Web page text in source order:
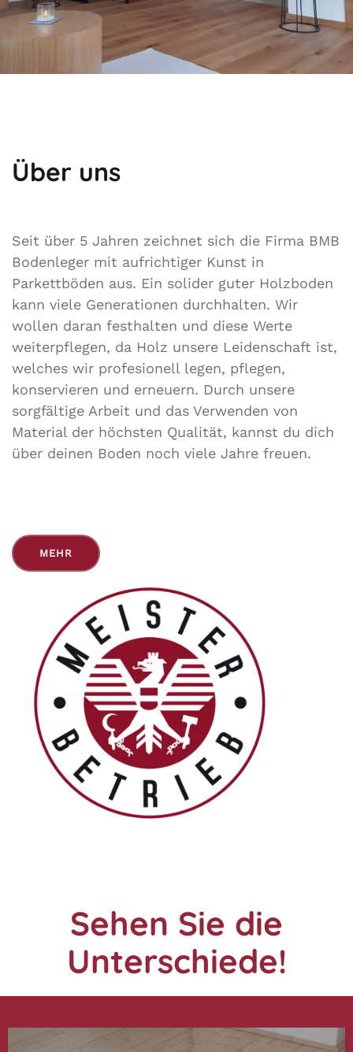
Über uns
Seit über 5 Jahren zeichnet sich die Firma BMB
Bodenleger mit aufrichtiger Kunst in
Parkettböden aus. Ein solider guter Holzboden
kann viele Generationen durchhalten. Wir
wollen daran festhalten und diese Werte
weiterpflegen, da Holz unsere Leidenschaft ist,
welches wir profesionell legen, pflegen,
konservieren und erneuern. Durch unsere
sorgfältige Arbeit und das Verwenden von
Material der höchsten Qualität, kannst du dich
über deinen Boden noch viele Jahre freuen.
MEHR
Sehen Sie die
Unterschiede!